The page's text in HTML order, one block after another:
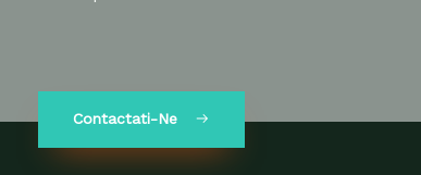
Contactati-Ne